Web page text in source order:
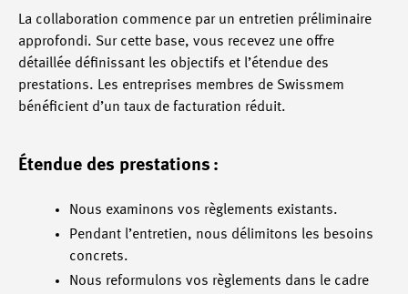
La collaboration commence par un entretien préliminaire
approfondi. Sur cette base, vous recevez une offre
détaillée définissant les objectifs et l’étendue des
prestations. Les entreprises membres de Swissmem
bénéficient d’un taux de facturation réduit.
Étendue des prestations :
Nous examinons vos règlements existants.
Pendant l’entretien, nous délimitons les besoins
concrets.
Nous reformulons vos règlements dans le cadre